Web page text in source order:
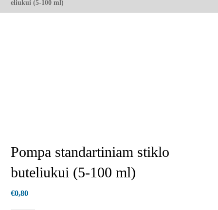
eliukui (5-100 ml)
Pompa standartiniam stiklo
buteliukui (5-100 ml)
€0,80